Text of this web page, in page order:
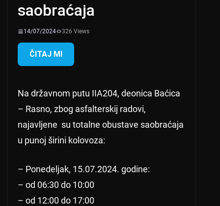
saobraćaja
14/07/2024 326 Views
ČITAJ MI
Na državnom putu IIA204, deonica Baćica
– Rasno, zbog asfalterskij radovi,
najavljene su totalne obustave saobraćaja
u punoj širini kolovoza:
– Ponedeljak, 15.07.2024. godine:
– od 06:30 do 10:00
– od 12:00 do 17:00